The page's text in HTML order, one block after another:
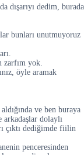
dışarıyı dedim, burada
bunları unutmuyoruz
zarfım yok.
öyle aramak
ve ben buraya
arkadaşlar dolaylı
çıktı dediğimde fiilin
penceresinden